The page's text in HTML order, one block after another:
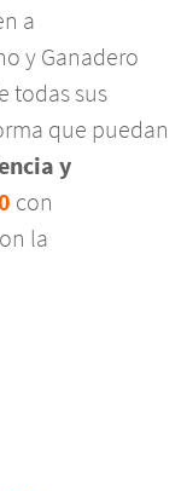
a
y Ganadero
todas sus
que puedan
y
con
la